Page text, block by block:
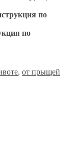
по
по
, от прыщей